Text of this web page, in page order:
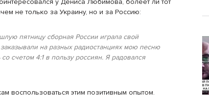
у Дениса Любимова, болеет ли тот
не только за Украину, но и за Россию:
пятницу сборная России играла свой
на разных радиостанциях мою песню
счетом 4:1 в пользу россиян. Я радовался
воспользоваться этим позитивным опытом.